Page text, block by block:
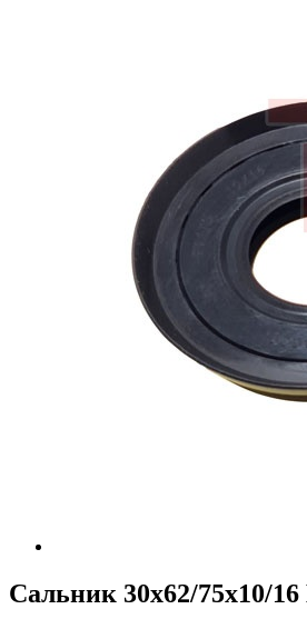
Сальник 30х62/75х10/